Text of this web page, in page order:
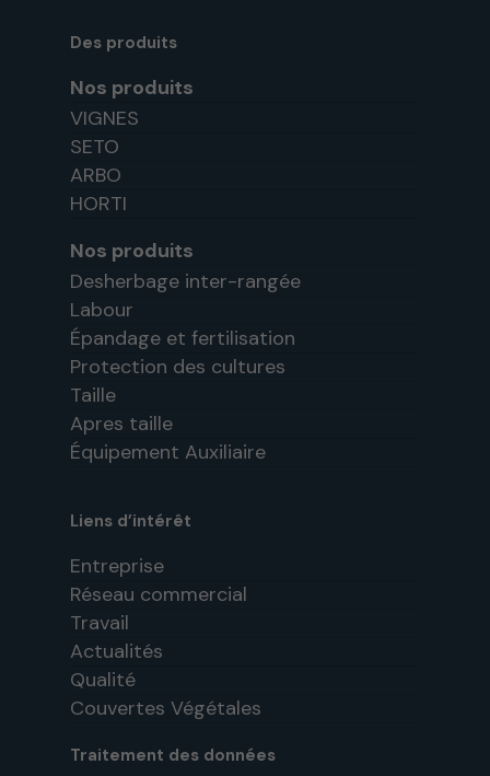
Des produits
Nos produits
VIGNES
SETO
ARBO
HORTI
Nos produits
Desherbage inter-rangée
Labour
Épandage et fertilisation
Protection des cultures
Taille
Apres taille
Équipement Auxiliaire
Liens d’intérêt
Entreprise
Réseau commercial
Travail
Actualités
Qualité
Couvertes Végétales
Traitement des données